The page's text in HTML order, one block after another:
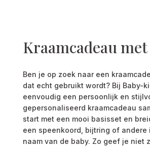
Kraamcadeau
Ben je op zoek naar een
dat echt gebruikt wordt? Bij Baby-
eenvoudig een persoonlijk en
gepersonaliseerd kraamcadeau
start met een mooi basisset en
een speenkoord, bijtring of andere
naam van de baby. Zo geef je niet